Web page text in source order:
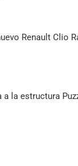
Renault Clio
a la estructura